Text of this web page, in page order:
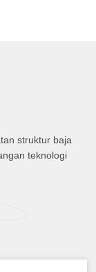
struktur baja
teknologi